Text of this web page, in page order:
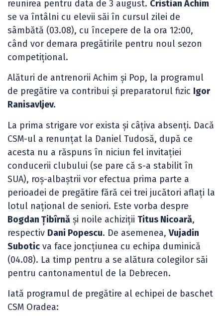
reunirea pentru data de 3 august. Cristian Achim
se va întâlni cu elevii săi în cursul zilei de
sâmbătă (03.08), cu începere de la ora 12:00,
când vor demara pregătirile pentru noul sezon
competițional.
Alături de antrenorii Achim și Pop, la programul
de pregătire va contribui și preparatorul fizic Igor
Ranisavljev.
La prima strigare vor exista și câțiva absenți. Dacă
CSM-ul a renunțat la Daniel Tudosă, după ce
acesta nu a răspuns în niciun fel invitației
conducerii clubului (se pare că s-a stabilit în
SUA), roș-albaștrii vor efectua prima parte a
perioadei de pregătire fără cei trei jucători aflați la
lotul național de seniori. Este vorba despre
Bogdan Țibîrnă și noile achiziții Titus Nicoară,
respectiv Dani Popescu. De asemenea, Vujadin
Subotic va face joncțiunea cu echipa duminică
(04.08). La timp pentru a se alătura colegilor săi
pentru cantonamentul de la Debrecen.
Iată programul de pregătire al echipei de baschet
CSM Oradea: